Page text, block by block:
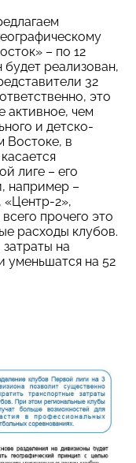
– по 12
реализован,
32
это
активное, чем
и детско-
Востоке, в
лиге – его
например –
«Центр-2»,
прочего это
расходы клубов.
на
уменьшатся на 52